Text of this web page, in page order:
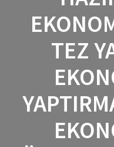
TEZ